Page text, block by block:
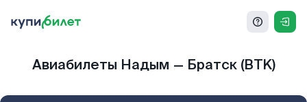
Авиабилеты Надым — Братск (BTK)